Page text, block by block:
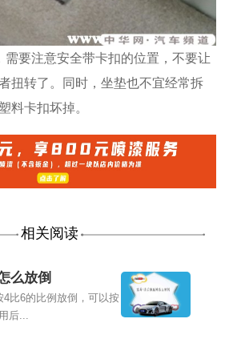
需要注意安全带卡扣的位置，不要让
扭转了。同时，坐垫也不宜经常拆
料卡扣坏掉。
相关阅读
么放倒
比6的比例放倒，可以按
后...